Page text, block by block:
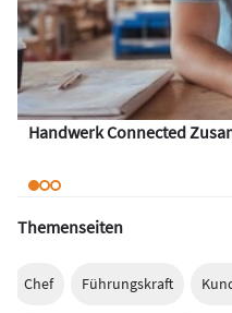
Handwerk Connected
Themenseiten
Chef Führungskraft